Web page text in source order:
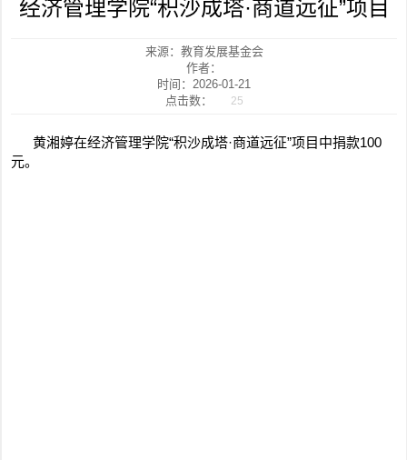
经济管理学院“积沙成塔·商道远征”项目
来源：教育发展基金会
作者：
时间：2026-01-21
点击数：
25
黄湘婷在经济管理学院“积沙成塔·商道远征”项目中捐款100
元。